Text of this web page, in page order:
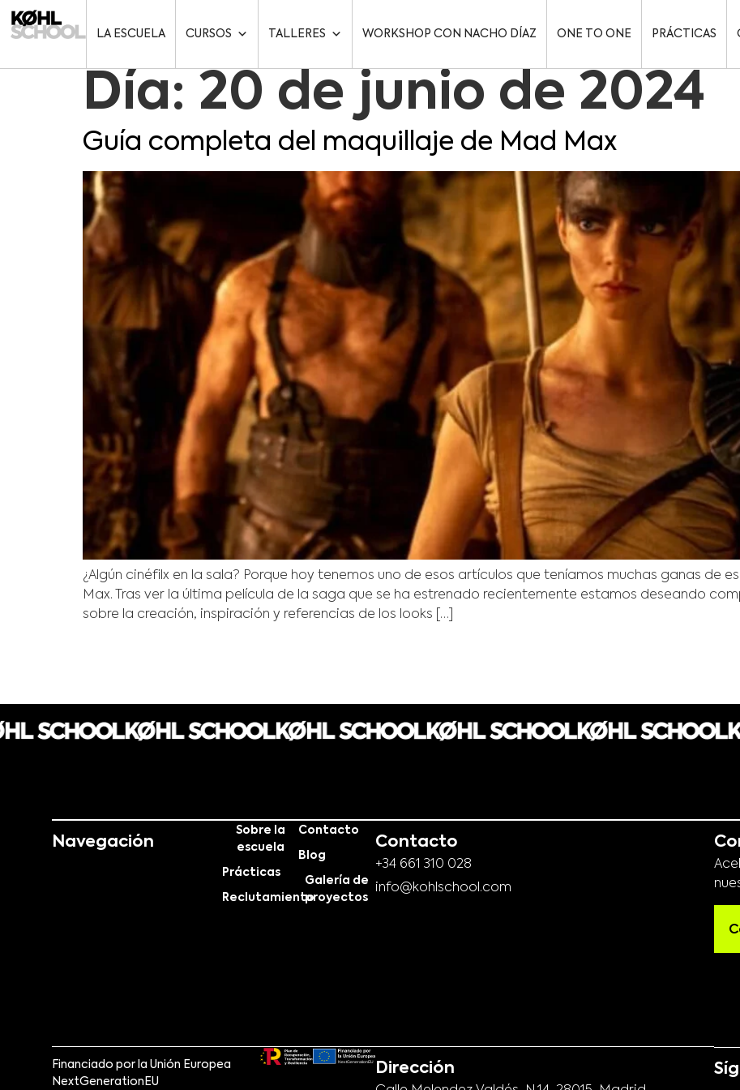
LA ESCUELA CURSOS TALLERES WORKSHOP CON NACHO DÍAZ ONE TO ONE PRÁCTICAS
Día: 20 de junio de 2024
Guía completa del maquillaje de Mad Max
¿Algún cinéfilx en la sala? Porque hoy tenemos uno de esos artículos que teníamos muchas ganas de
Max. Tras ver la última película de la saga que se ha estrenado recientemente estamos deseando
sobre la creación, inspiración y referencias de los looks […]
Navegación
Sobre la
escuela
Prácticas
Reclutamiento
Contacto
Blog
Galería de
proyectos
Financiado por la Unión Europea
NextGenerationEU
Contacto
+34 661 310 028
info@kohlschool.com
Dirección